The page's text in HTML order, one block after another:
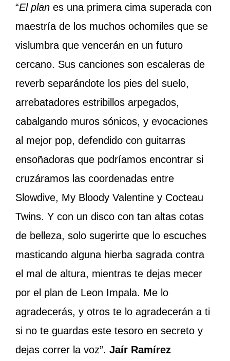
“El plan es una primera cima superada con
maestría de los muchos ochomiles que se
vislumbra que vencerán en un futuro
cercano. Sus canciones son escaleras de
reverb separándote los pies del suelo,
arrebatadores estribillos arpegados,
cabalgando muros sónicos, y evocaciones
al mejor pop, defendido con guitarras
ensoñadoras que podríamos encontrar si
cruzáramos las coordenadas entre
Slowdive, My Bloody Valentine y Cocteau
Twins. Y con un disco con tan altas cotas
de belleza, solo sugerirte que lo escuches
masticando alguna hierba sagrada contra
el mal de altura, mientras te dejas mecer
por el plan de Leon Impala. Me lo
agradecerás, y otros te lo agradecerán a ti
si no te guardas este tesoro en secreto y
dejas correr la voz”. Jaír Ramírez